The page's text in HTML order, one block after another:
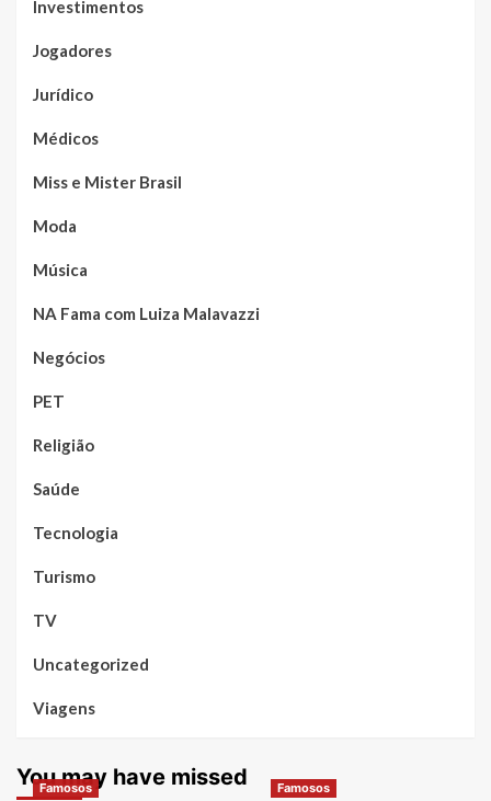
Investimentos
Jogadores
Jurídico
Médicos
Miss e Mister Brasil
Moda
Música
NA Fama com Luiza Malavazzi
Negócios
PET
Religião
Saúde
Tecnologia
Turismo
TV
Uncategorized
Viagens
You may have missed
Famosos Famosos